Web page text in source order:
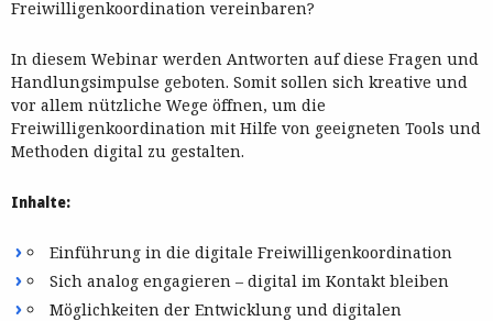
Freiwilligenkoordination vereinbaren?
In diesem Webinar werden Antworten auf diese Fragen und
Handlungsimpulse geboten. Somit sollen sich kreative und
vor allem nützliche Wege öffnen, um die
Freiwilligenkoordination mit Hilfe von geeigneten Tools und
Methoden digital zu gestalten.
Inhalte:
Einführung in die digitale Freiwilligenkoordination
Sich analog engagieren – digital im Kontakt bleiben
Möglichkeiten der Entwicklung und digitalen